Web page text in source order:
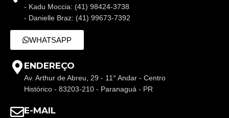
- Kadu Moccia: (41) 98424-3738
- Danielle Braz: (41) 99673-7392
WHATSAPP
ENDEREÇO
Av. Arthur de Abreu, 29 - 11° Andar - Centro
Histórico - 83203-210 - Paranaguá - PR
E-MAIL